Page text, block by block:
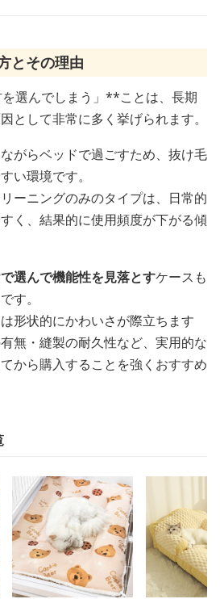
とその理由
選んでしまう」**ことは、長期
として非常に多く挙げられます。
がらベッドで過ごすため、抜け毛
い環境です。
ーニングのみのタイプは、日常的
く、結果的に使用頻度が下がる傾
選んで機能性を見落とすケースも
す。
形状的にかわいさが際立ちます
無・縫製の耐久性など、実用的な
から購入することを強くおすすめ